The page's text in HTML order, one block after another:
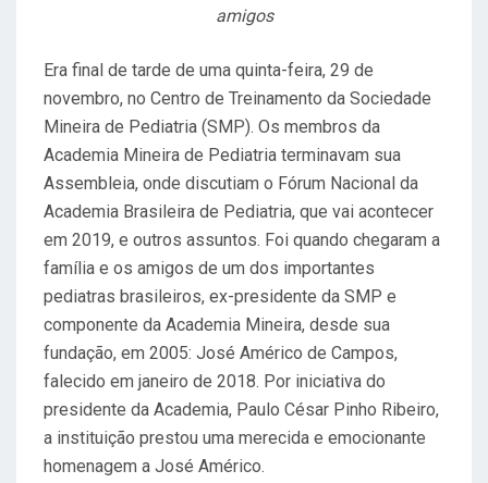
amigos
Era final de tarde de uma quinta-feira, 29 de
novembro, no Centro de Treinamento da Sociedade
Mineira de Pediatria (SMP). Os membros da
Academia Mineira de Pediatria terminavam sua
Assembleia, onde discutiam o Fórum Nacional da
Academia Brasileira de Pediatria, que vai acontecer
em 2019, e outros assuntos. Foi quando chegaram a
família e os amigos de um dos importantes
pediatras brasileiros, ex-presidente da SMP e
componente da Academia Mineira, desde sua
fundação, em 2005: José Américo de Campos,
falecido em janeiro de 2018. Por iniciativa do
presidente da Academia, Paulo César Pinho Ribeiro,
a instituição prestou uma merecida e emocionante
homenagem a José Américo.